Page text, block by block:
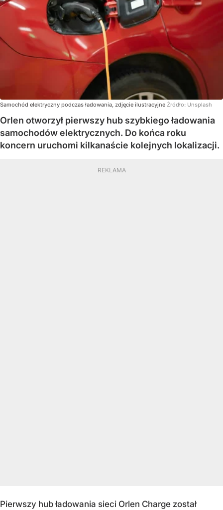
Samochód elektryczny podczas ładowania, zdjęcie ilustracyjne Źródło: Unsplash
Orlen otworzył pierwszy hub szybkiego ładowania
samochodów elektrycznych. Do końca roku
koncern uruchomi kilkanaście kolejnych lokalizacji.
Pierwszy hub ładowania sieci Orlen Charge został